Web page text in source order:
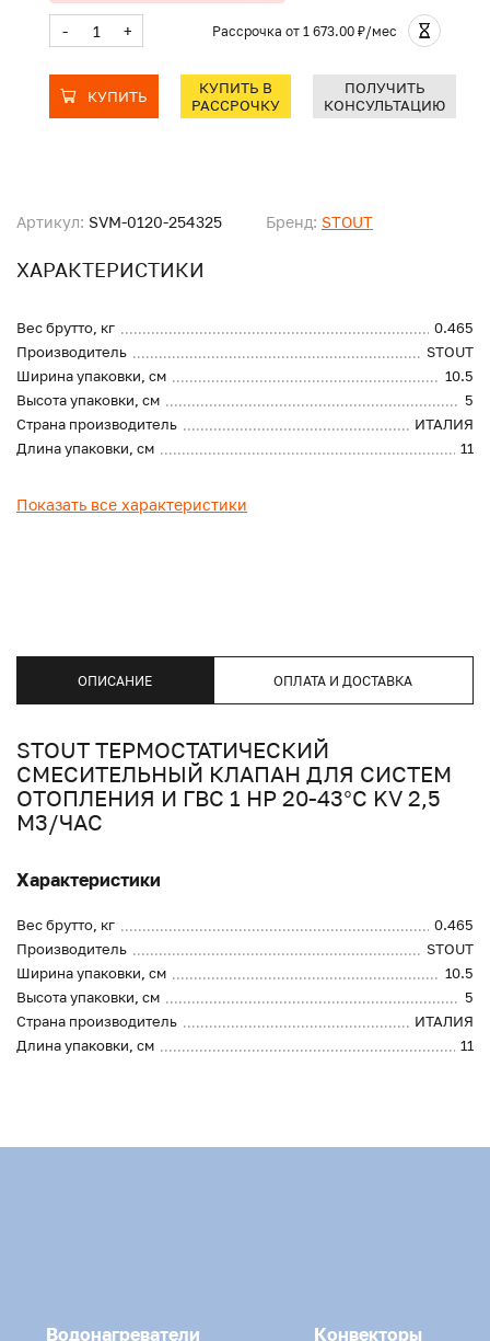
Артикул: SVM-0120-254325 Бренд: STOUT
ХАРАКТЕРИСТИКИ
Вес брутто, кг
0.465
Производитель
STOUT
Ширина упаковки, см
10.5
Высота упаковки, см
5
Страна производитель
ИТАЛИЯ
Длина упаковки, см
11
Показать все характеристики
- + Рассрочка от 1 673.00 ₽/мес
КУПИТЬ
КУПИТЬ В
РАССРОЧКУ
ПОЛУЧИТЬ
КОНСУЛЬТАЦИЮ
ОПИСАНИЕ ОПЛАТА И ДОСТАВКА
STOUT ТЕРМОСТАТИЧЕСКИЙ
СМЕСИТЕЛЬНЫЙ КЛАПАН ДЛЯ СИСТЕМ
ОТОПЛЕНИЯ И ГВС 1 НР 20-43°C KV 2,5
М3/ЧАС
Характеристики
Вес брутто, кг
0.465
Производитель
STOUT
Ширина упаковки, см
10.5
Высота упаковки, см
5
Страна производитель
ИТАЛИЯ
Длина упаковки, см
11
Водонагреватели Конвекторы